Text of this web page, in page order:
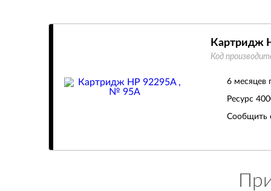
Картридж
Код
6 месяцев
Ресурс
Сообщить